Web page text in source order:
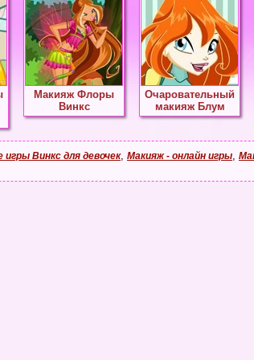
Макияж Флоры
Винкс
Очаровательный
макияж Блум
Винкс для девочек, Макияж - онлайн игры,